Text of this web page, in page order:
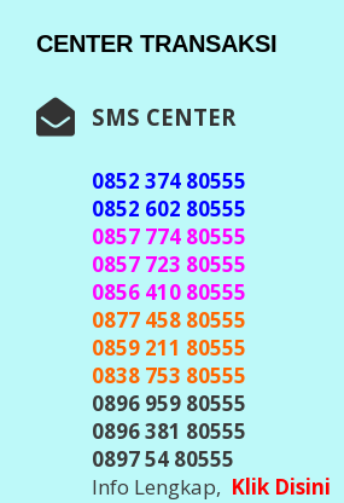
CENTER TRANSAKSI
SMS CENTER
0852 374 80555
0852 602 80555
0857 774 80555
0857 723 80555
0856 410 80555
0877 458 80555
0859 211 80555
0838 753 80555
0896 959 80555
0896 381 80555
0897 54 80555
Info Lengkap, Klik Disini